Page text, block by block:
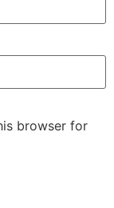
browser for